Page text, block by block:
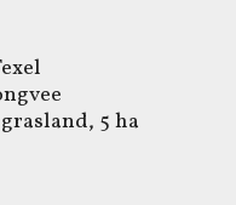
5 ha